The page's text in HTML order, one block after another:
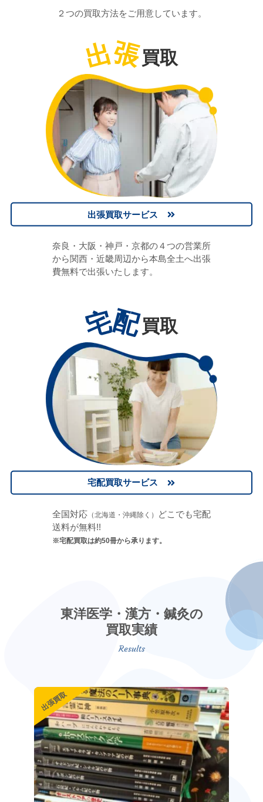
２つの買取方法をご用意しています。
出張買取
出張買取サービス
奈良・大阪・神戸・京都の４つの営業所
から関西・近畿周辺から本島全土へ出張
費無料で出張いたします。
宅配買取
宅配買取サービス
全国対応 （北海道・沖縄除く）
どこでも宅配
送料が無料!!
※宅配買取は約50冊から承ります。
東洋医学・漢方・鍼灸の
買取実績
出張買取